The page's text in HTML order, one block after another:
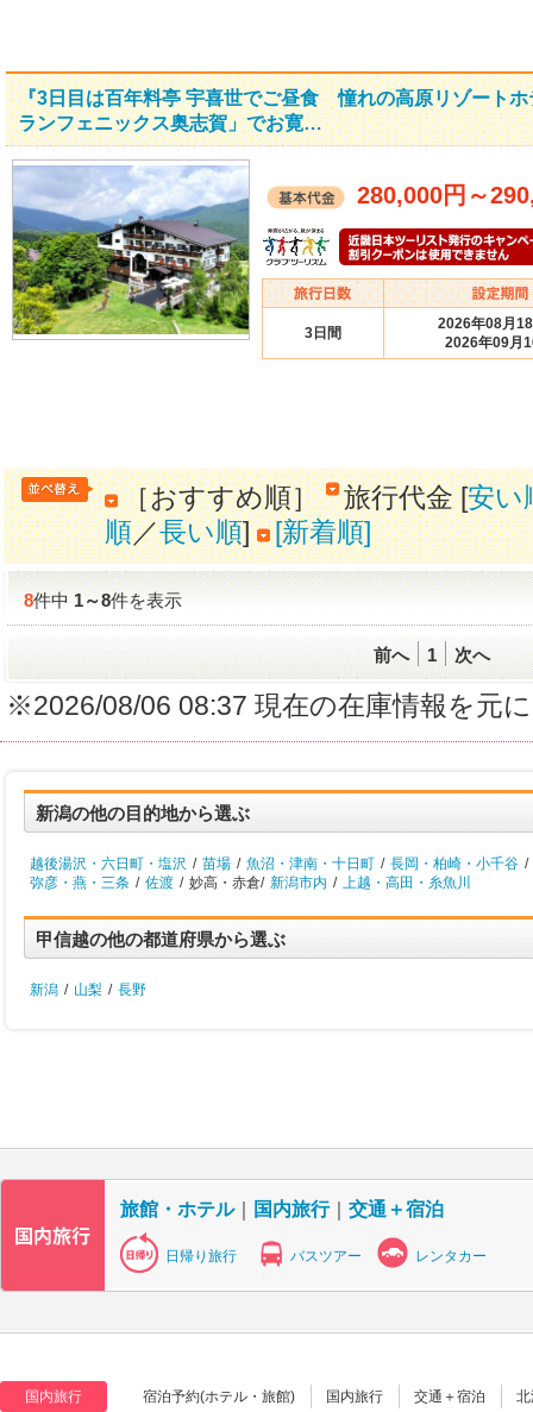
『3日目は百年料亭 宇喜世でご昼食 憧れの高原リゾート
ランフェニックス奥志賀」でお寛…
280,000円 ～
3日間
2026年08月
2026年09月
［おすすめ順］ 旅行代金 [安い
順／長い順] [新着順]
8件中1～8件を表示
前へ 1 次へ
※2026/08/06 08:37 現在の在庫情報を元
新潟の他の目的地から選ぶ
越後湯沢・六日町・塩沢 / 苗場 / 魚沼・津南・十日町 / 長岡・柏崎・小千谷 /
弥彦・燕・三条 / 佐渡 / 妙高・赤倉/ 新潟市内 / 上越・高田・糸魚川
甲信越の他の都道府県から選ぶ
新潟 / 山梨 / 長野
旅館・ホテル｜ 国内旅行｜ 交通＋宿泊
日帰り旅行 バスツアー レンタカー
国内旅行 宿泊予約(ホテル・旅館) 国内旅行 交通＋宿泊